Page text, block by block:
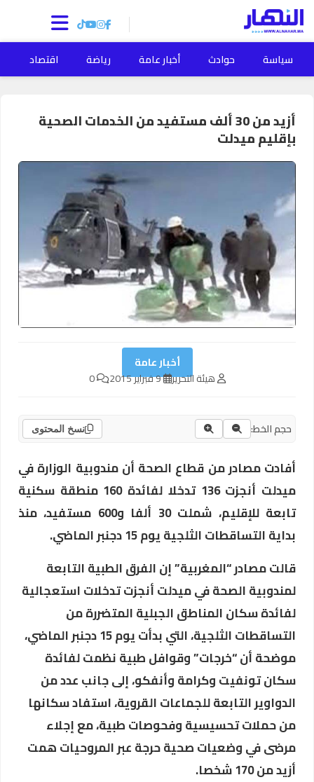
سياسة حوادث أخبار عامة رياضة اقتصاد
أزيد من 30 ألف مستفيد من الخدمات الصحية
بإقليم ميدلت
أخبار عامة
هيئة التحرير 9 فبراير 2015 0
حجم الخط: نسخ المحتوى
أفادت مصادر من قطاع الصحة أن مندوبية الوزارة في
ميدلت أنجزت 136 تدخلا لفائدة 160 منطقة سكنية
تابعة للإقليم، شملت 30 ألفا و600 مستفيد، منذ
بداية التساقطات الثلجية يوم 15 دجنبر الماضي.
قالت مصادر “المغربية” إن الفرق الطبية التابعة
لمندوبية الصحة في ميدلت أنجزت تدخلات استعجالية
لفائدة سكان المناطق الجبلية المتضررة من
التساقطات الثلجية، التي بدأت يوم 15 دجنبر الماضي،
موضحة أن “خرجات” وقوافل طبية نظمت لفائدة
سكان تونفيت وكرامة وأنفكو، إلى جانب عدد من
الدواوير التابعة للجماعات القروية، استفاد سكانها
من حملات تحسيسية وفحوصات طبية، مع إجلاء
مرضى في وضعيات صحية حرجة عبر المروحيات همت
أزيد من 170 شخصا.